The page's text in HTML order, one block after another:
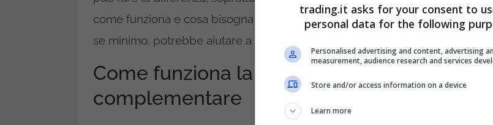
come funziona e cosa bisogna fare per ottenere un incremento, che anche
se minimo, potrebbe aiutare a
Come funziona la previdenza
complementare
trading.it asks for your consent to
personal data for the following
Personalised advertising and content, advertising
measurement, audience research and services
Store and/or access information on a device
Learn more